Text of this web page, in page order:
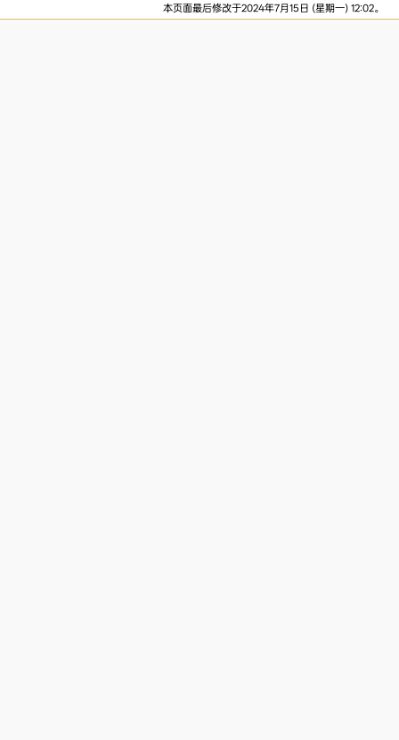
本页面最后修改于2024年7月15日 (星期一) 12:02。